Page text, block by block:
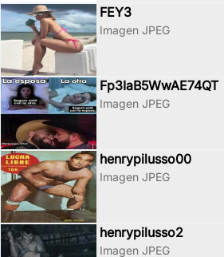
FEY3
Imagen JPEG
Fp3IaB5WwAE74QT
Imagen JPEG
henrypilusso00
Imagen JPEG
henrypilusso2
Imagen JPEG